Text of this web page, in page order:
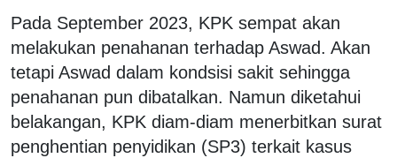
Pada September 2023, KPK sempat akan
melakukan penahanan terhadap Aswad. Akan
tetapi Aswad dalam kondsisi sakit sehingga
penahanan pun dibatalkan. Namun diketahui
belakangan, KPK diam-diam menerbitkan surat
penghentian penyidikan (SP3) terkait kasus